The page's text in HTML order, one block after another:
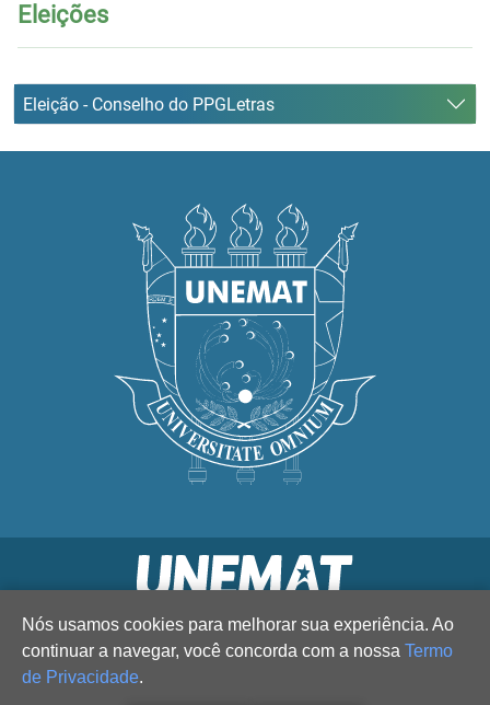
Eleições
Eleição - Conselho do PPGLetras
Nós usamos cookies para melhorar sua experiência. Ao
continuar a navegar, você concorda com a nossa Termo
de Privacidade.